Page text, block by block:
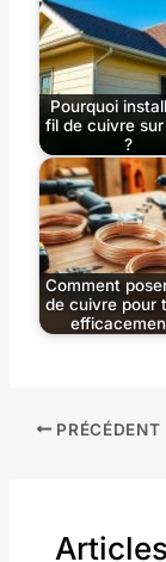
Pourquoi
fil de cuivre
?
Comment
de cuivre pour
PRÉCÉDENT